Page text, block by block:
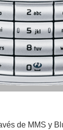
de MMS y